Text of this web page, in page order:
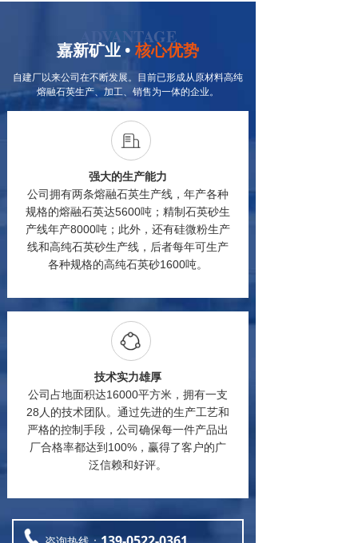
ADVANTAGE
嘉新矿业 • 核心优势
自建厂以来公司在不断发展。目前已形成从原材料高纯
熔融石英生产、加工、销售为一体的企业。
强大的生产能力
公司拥有两条熔融石英生产线，年产各种
规格的熔融石英达5600吨；精制石英砂生
产线年产8000吨；此外，还有硅微粉生产
线和高纯石英砂生产线，后者每年可生产
各种规格的高纯石英砂1600吨。
技术实力雄厚
公司占地面积达16000平方米，拥有一支
28人的技术团队。通过先进的生产工艺和
严格的控制手段，公司确保每一件产品出
厂合格率都达到100%，赢得了客户的广
泛信赖和好评。